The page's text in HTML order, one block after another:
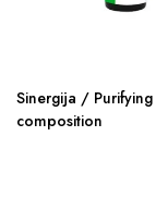
Sinergija / Purifying
composition